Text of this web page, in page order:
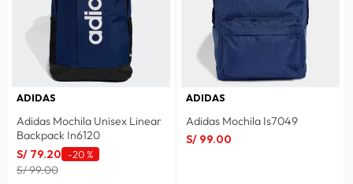
ADIDAS
Adidas Mochila Unisex Linear
Backpack In6120
S/ 79.20 -20 %
S/ 99.00
ADIDAS
Adidas Mochila Is7049
S/ 99.00